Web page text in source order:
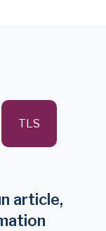
TLS
article,